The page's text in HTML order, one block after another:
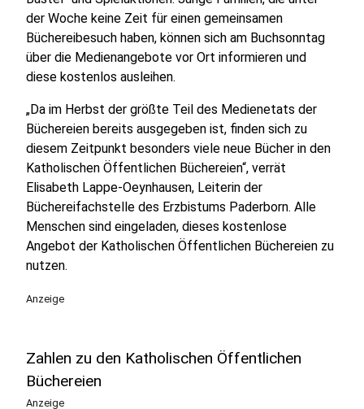
der Woche keine Zeit für einen gemeinsamen
Büchereibesuch haben, können sich am Buchsonntag
über die Medienangebote vor Ort informieren und
diese kostenlos ausleihen.
„Da im Herbst der größte Teil des Medienetats der
Büchereien bereits ausgegeben ist, finden sich zu
diesem Zeitpunkt besonders viele neue Bücher in den
Katholischen Öffentlichen Büchereien“, verrät
Elisabeth Lappe-Oeynhausen, Leiterin der
Büchereifachstelle des Erzbistums Paderborn. Alle
Menschen sind eingeladen, dieses kostenlose
Angebot der Katholischen Öffentlichen Büchereien zu
nutzen.
Anzeige
Zahlen zu den Katholischen Öffentlichen
Büchereien
Anzeige